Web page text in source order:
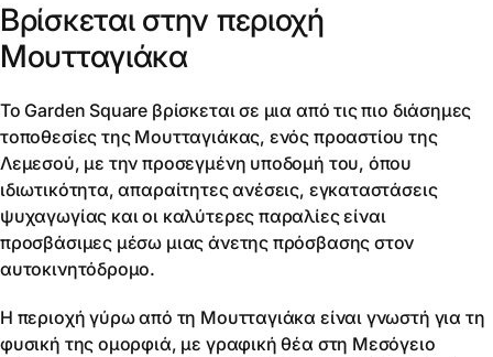
Βρίσκεται στην περιοχή
Μουτταγιάκα
Το Garden Square βρίσκεται σε μια από τις πιο διάσημες
τοποθεσίες της Μουτταγιάκας, ενός προαστίου της
Λεμεσού, με την προσεγμένη υποδομή του, όπου
ιδιωτικότητα, απαραίτητες ανέσεις, εγκαταστάσεις
ψυχαγωγίας και οι καλύτερες παραλίες είναι
προσβάσιμες μέσω μιας άνετης πρόσβασης στον
αυτοκινητόδρομο.
Η περιοχή γύρω από τη Μουτταγιάκα είναι γνωστή για τη
φυσική της ομορφιά, με γραφική θέα στη Μεσόγειο